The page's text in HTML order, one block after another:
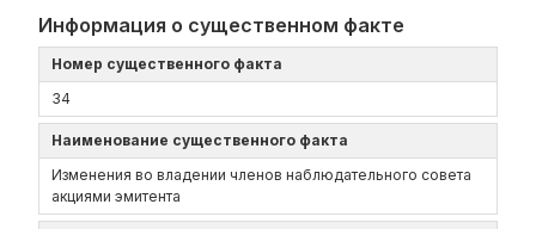
Информация о существенном факте
Номер существенного факта
34
Наименование существенного факта
Изменения во владении членов наблюдательного совета
акциями эмитента